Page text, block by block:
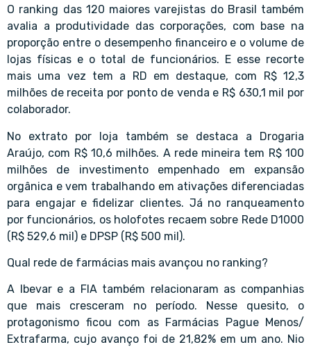
O ranking das 120 maiores varejistas do Brasil também
avalia a produtividade das corporações, com base na
proporção entre o desempenho financeiro e o volume de
lojas físicas e o total de funcionários. E esse recorte
mais uma vez tem a RD em destaque, com R$ 12,3
milhões de receita por ponto de venda e R$ 630,1 mil por
colaborador.
No extrato por loja também se destaca a Drogaria
Araújo, com R$ 10,6 milhões. A rede mineira tem R$ 100
milhões de investimento empenhado em expansão
orgânica e vem trabalhando em ativações diferenciadas
para engajar e fidelizar clientes. Já no ranqueamento
por funcionários, os holofotes recaem sobre Rede D1000
(R$ 529,6 mil) e DPSP (R$ 500 mil).
Qual rede de farmácias mais avançou no ranking?
A Ibevar e a FIA também relacionaram as companhias
que mais cresceram no período. Nesse quesito, o
protagonismo ficou com as Farmácias Pague Menos/
Extrafarma, cujo avanço foi de 21,82% em um ano. Nio